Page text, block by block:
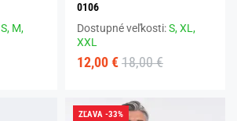
S, M,
0106
Dostupné veľkosti:S,XL,
XXL
12,00 € 18,00 €
ZĽAVA -33%